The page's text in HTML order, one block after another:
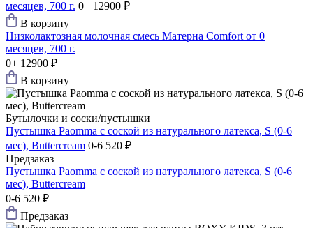
месяцев, 700 г. 0+ 12900 ₽
В корзину
Низколактозная молочная смесь Матерна Comfort от 0
месяцев, 700 г.
0+ 12900 ₽
В корзину
Бутылочки и соски/пустышки
Пустышка Paomma с соской из натурального латекса, S (0-6
мес), Buttercream 0-6 520 ₽
Предзаказ
Пустышка Paomma с соской из натурального латекса, S (0-6
мес), Buttercream
0-6 520 ₽
Предзаказ